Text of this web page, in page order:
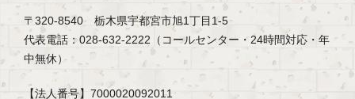
〒320-8540 栃木県宇都宮市旭1丁目1-5
代表電話：028-632-2222（コールセンター・24時間対応・年
中無休）
【法人番号】7000020092011